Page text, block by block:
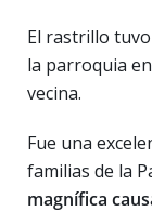
El rastrillo
la parroquia
vecina.
Fue una
familias de la
magnífica